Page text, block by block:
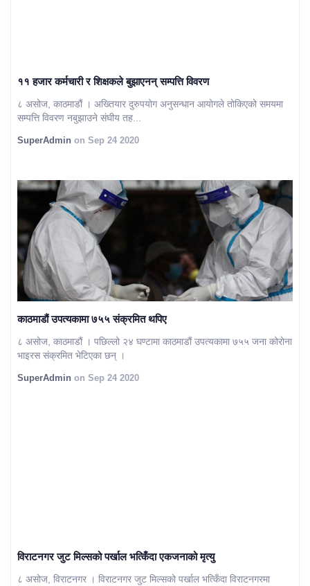
११ हजार कर्मचारी र शिक्षकले बुझाएनन् सम्पत्ति विवरण
८ असोज, काठमाडौं । अख्तियार दुरुपयोग अनुसन्धान आयोगले तोकिएको समयमा
सम्पत्ति विवरण नबुझाउने संघीय तह...
SuperAdmin on Sep 24 2020
काठमाडौं उपत्यकामा ७५५ संक्रमित थपिए
८ असोज, काठमाडौं । पछिल्लो २४ घण्टामा काठमाडौं उपत्यकामा ७५५ जना कोरोना
भाइरस संक्रमित भेटिएका छन् ।
SuperAdmin on Sep 24 2020
विराटनगर जुट मिल्सको पर्खाल भत्किँदा एकजनाको मृत्यु
८ असोज, विराटनगर । विराटनगर जुट मिल्सको पर्खाल भत्किँदा विराटनगरमा